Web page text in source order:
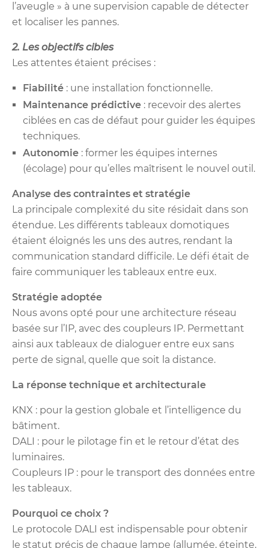
l’aveugle » à une supervision capable de détecter
et localiser les pannes.
2. Les objectifs cibles
Les attentes étaient précises :
Fiabilité : une installation fonctionnelle.
Maintenance prédictive : recevoir des alertes
ciblées en cas de défaut pour guider les équipes
techniques.
Autonomie : former les équipes internes
(écolage) pour qu’elles maîtrisent le nouvel outil.
Analyse des contraintes et stratégie
La principale complexité du site résidait dans son
étendue. Les différents tableaux domotiques
étaient éloignés les uns des autres, rendant la
communication standard difficile. Le défi était de
faire communiquer les tableaux entre eux.
Stratégie adoptée
Nous avons opté pour une architecture réseau
basée sur l’IP, avec des coupleurs IP. Permettant
ainsi aux tableaux de dialoguer entre eux sans
perte de signal, quelle que soit la distance.
La réponse technique et architecturale
KNX : pour la gestion globale et l’intelligence du
bâtiment.
DALI : pour le pilotage fin et le retour d’état des
luminaires.
Coupleurs IP : pour le transport des données entre
les tableaux.
Pourquoi ce choix ?
Le protocole DALI est indispensable pour obtenir
le statut précis de chaque lampe (allumée, éteinte,